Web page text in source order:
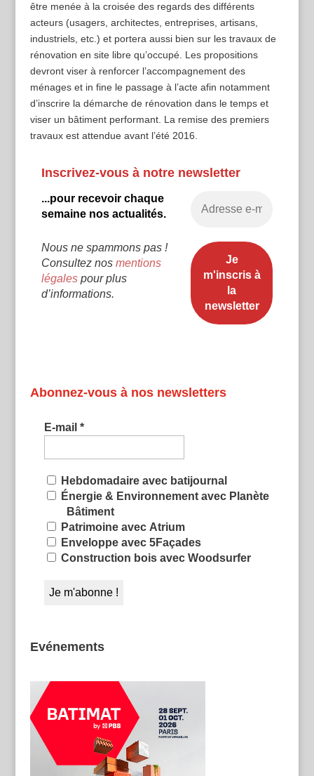
être menée à la croisée des regards des différents
acteurs (usagers, architectes, entreprises, artisans,
industriels, etc.) et portera aussi bien sur les travaux de
rénovation en site libre qu’occupé. Les propositions
devront viser à renforcer l’accompagnement des
ménages et in fine le passage à l’acte afin notamment
d’inscrire la démarche de rénovation dans le temps et
viser un bâtiment performant. La remise des premiers
travaux est attendue avant l’été 2016.
Inscrivez-vous à notre newsletter
...pour recevoir chaque
semaine nos actualités.
Nous ne spammons pas !
Consultez nos mentions
légalespour plus
d’informations.
Abonnez-vous à nos newsletters
E-mail *
Hebdomadaire avec batijournal
Énergie & Environnement avec Planète
Bâtiment
Patrimoine avec Atrium
Enveloppe avec 5Façades
Construction bois avec Woodsurfer
Evénements